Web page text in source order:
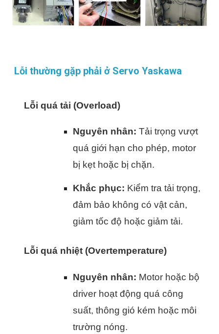
Lỗi thường gặp phải ở Servo Yaskawa
Lỗi quá tải (Overload)
Nguyên nhân: Tải trọng vượt
quá giới hạn cho phép, motor
bị kẹt hoặc bị chặn.
Khắc phục: Kiểm tra tải trọng,
đảm bảo không có vật cản,
giảm tốc độ hoặc giảm tải.
Lỗi quá nhiệt (Overtemperature)
Nguyên nhân: Motor hoặc bộ
driver hoạt động quá công
suất, thông gió kém hoặc môi
trường nóng.